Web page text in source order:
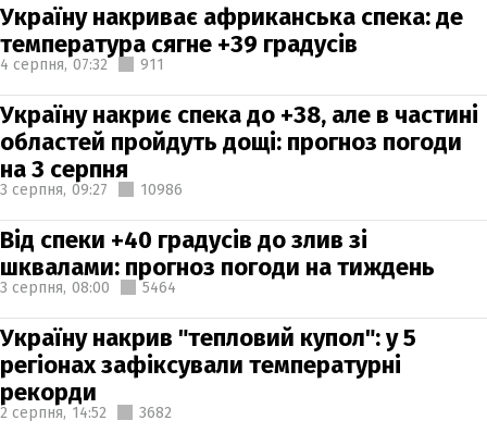
Україну накриває африканська спека: де
температура сягне +39 градусів
4 серпня, 07:32 911
Україну накриє спека до +38, але в частині
областей пройдуть дощі: прогноз погоди
на 3 серпня
3 серпня, 09:27 10986
Від спеки +40 градусів до злив зі
шквалами: прогноз погоди на тиждень
3 серпня, 08:00 5464
Україну накрив "тепловий купол": у 5
регіонах зафіксували температурні
рекорди
2 серпня, 14:52 3682